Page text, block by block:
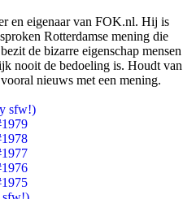
en eigenaar van FOK.nl. Hij is
Rotterdamse mening die
de bizarre eigenschap mensen
nooit de bedoeling is. Houdt van
nieuws met een mening.
sfw!)